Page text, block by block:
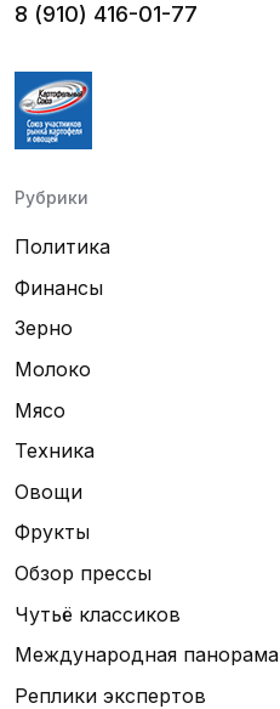
8 (910) 416-01-77
Рубрики
Политика
Финансы
Зерно
Молоко
Мясо
Техника
Овощи
Фрукты
Обзор прессы
Чутьё классиков
Международная панорама
Реплики экспертов